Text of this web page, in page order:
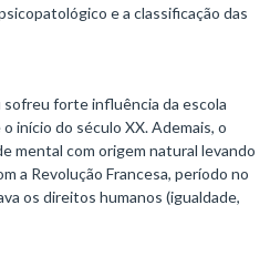
e a classificação das
forte influência da escola
início do século XX. Ademais, o
mental com origem natural levando
a Revolução Francesa, período no
os direitos humanos (igualdade,